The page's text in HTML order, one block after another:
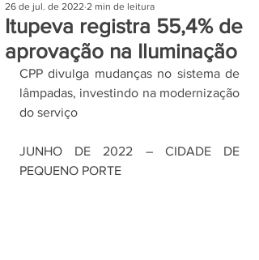
Itupeva registra 55,4% de
aprovação na Iluminação
26 de jul. de 2022 2 min de leitura
CPP divulga mudanças no sistema de
lâmpadas, investindo na modernização
do serviço
JUNHO DE 2022 – CIDADE DE
PEQUENO PORTE